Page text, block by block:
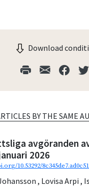
Download
BY THE SAME
avgöranden
2026
10.53292/
, Lovisa Arpi,